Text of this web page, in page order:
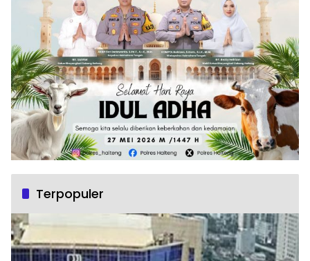
Terpopuler